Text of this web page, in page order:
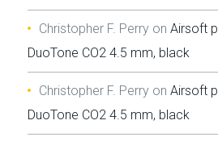
Christopher F. Perry on Airsoft
DuoTone CO2 4.5 mm, black
Christopher F. Perry on Airsoft
DuoTone CO2 4.5 mm, black